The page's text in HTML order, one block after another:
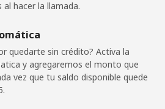
hacer la llamada.
quedarte sin crédito? Activa la
y agregaremos el monto que
vez que tu saldo disponible quede